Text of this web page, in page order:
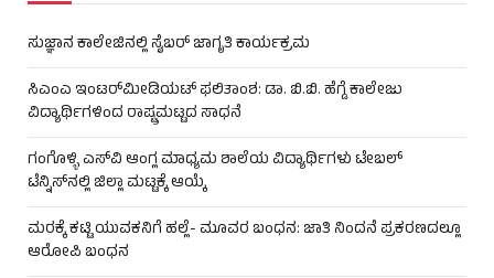
ಸುಜ್ಞಾನ ಕಾಲೇಜಿನಲ್ಲಿ ಸೈಬರ್ ಜಾಗೃತಿ ಕಾರ್ಯಕ್ರಮ
ಸಿಎಂಎ ಇಂಟರ್‌ಮೀಡಿಯಟ್ ಫಲಿತಾಂಶ: ಡಾ. ಬಿ.ಬಿ. ಹೆಗ್ಡೆ ಕಾಲೇಜು
ವಿದ್ಯಾರ್ಥಿಗಳಿಂದ ರಾಷ್ಟ್ರಮಟ್ಟದ ಸಾಧನೆ
ಗಂಗೊಳ್ಳಿ ಎಸ್‌ವಿ ಆಂಗ್ಲ ಮಾಧ್ಯಮ ಶಾಲೆಯ ವಿದ್ಯಾರ್ಥಿಗಳು ಟೇಬಲ್‌
ಟೆನ್ನಿಸ್‌ನಲ್ಲಿ ಜಿಲ್ಲಾ ಮಟ್ಟಕ್ಕೆ ಆಯ್ಕೆ
ಮರಕ್ಕೆ ಕಟ್ಟಿ ಯುವಕನಿಗೆ ಹಲ್ಲೆ- ಮೂವರ ಬಂಧನ: ಜಾತಿ ನಿಂದನೆ ಪ್ರಕರಣದಲ್ಲೂ
ಆರೋಪಿ ಬಂಧನ